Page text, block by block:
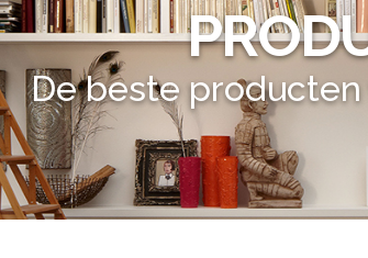
De beste